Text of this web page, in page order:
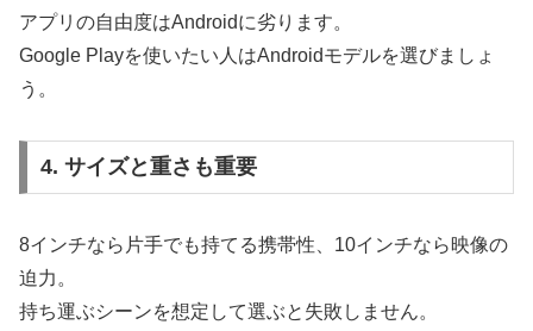
アプリの自由度はAndroidに劣ります。
Google Playを使いたい人はAndroidモデルを選びましょ
う。
4. サイズと重さも重要
8インチなら片手でも持てる携帯性、10インチなら映像の
迫力。
持ち運ぶシーンを想定して選ぶと失敗しません。